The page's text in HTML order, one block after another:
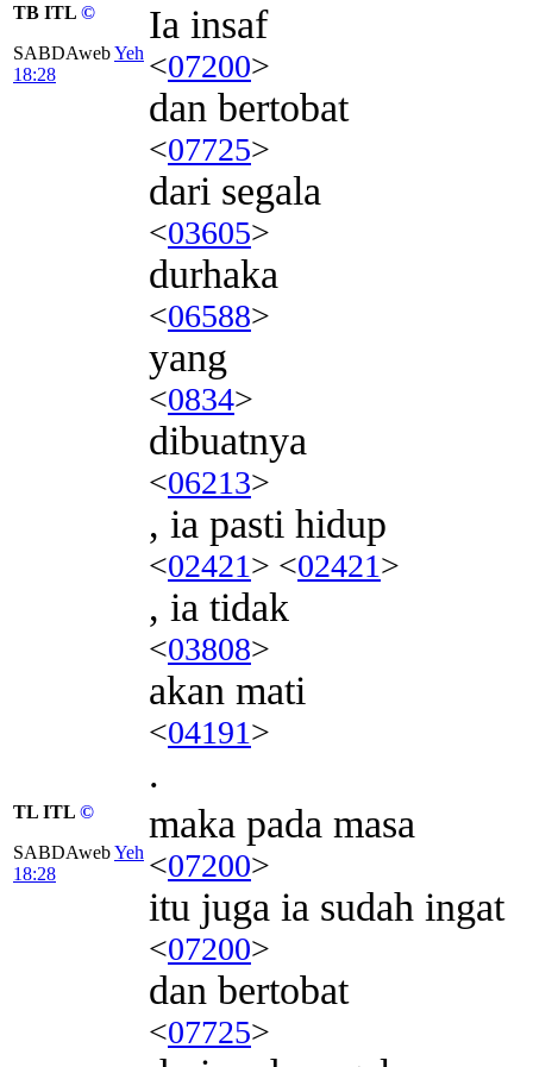
TB ITL ©
SABDAwebYeh
18:28
Ia insaf
<07200>
dan bertobat
<07725>
dari segala
<03605>
durhaka
<06588>
yang
<0834>
dibuatnya
<06213>
, ia pasti hidup
<02421> <02421>
, ia tidak
<03808>
akan mati
<04191>
.
TL ITL ©
SABDAwebYeh
18:28
maka pada masa
<07200>
itu juga ia sudah ingat
<07200>
dan bertobat
<07725>